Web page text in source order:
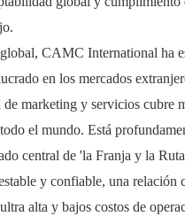
CAMC International ha
en los mercados
de marketing y servicios cubre
el mundo. Está
central de 'la Franja y la
y confiable, una relación
alta y bajos costos de